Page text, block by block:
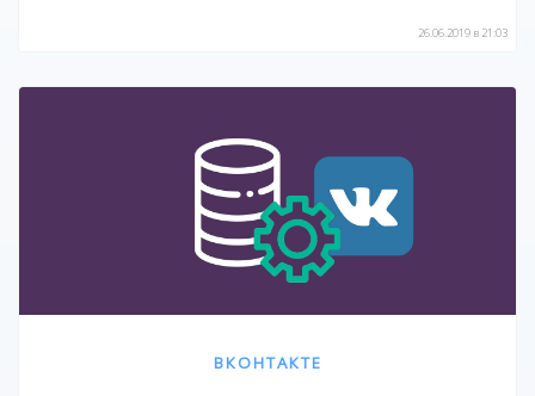
26.06.2019 в 21:03
ВКОНТАКТЕ